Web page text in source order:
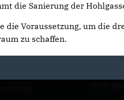
die Sanierung der
die Voraussetzung, um die
zu schaffen.